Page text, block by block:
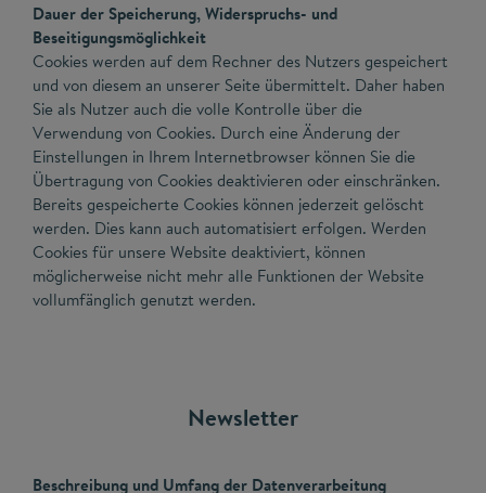
Dauer der Speicherung, Widerspruchs- und
Beseitigungsmöglichkeit
Cookies werden auf dem Rechner des Nutzers gespeichert
und von diesem an unserer Seite übermittelt. Daher haben
Sie als Nutzer auch die volle Kontrolle über die
Verwendung von Cookies. Durch eine Änderung der
Einstellungen in Ihrem Internetbrowser können Sie die
Übertragung von Cookies deaktivieren oder einschränken.
Bereits gespeicherte Cookies können jederzeit gelöscht
werden. Dies kann auch automatisiert erfolgen. Werden
Cookies für unsere Website deaktiviert, können
möglicherweise nicht mehr alle Funktionen der Website
vollumfänglich genutzt werden.
Newsletter
Beschreibung und Umfang der Datenverarbeitung